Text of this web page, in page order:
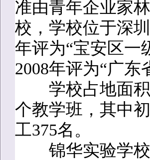
准由青年企业家
校，学校位于深
年评为“宝安区一
2008年评为“广东
学校占地面积
个教学班，其中
工375名。
锦华实验学校